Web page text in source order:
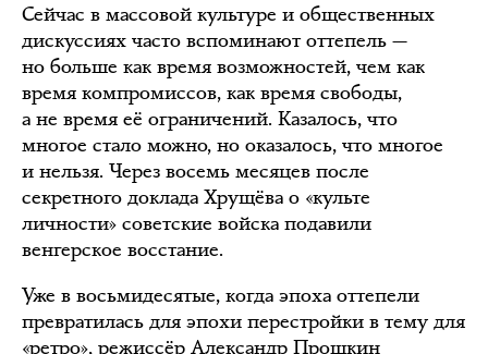
Сейчас в массовой культуре и общественных
дискуссиях часто вспоминают оттепель —
но больше как время возможностей, чем как
время компромиссов, как время свободы,
а не время её ограничений. Казалось, что
многое стало можно, но оказалось, что многое
и нельзя. Через восемь месяцев после
секретного доклада Хрущёва о «культе
личности» советские войска подавили
венгерское восстание.
Уже в восьмидесятые, когда эпоха оттепели
превратилась для эпохи перестройки в тему для
«ретро», режиссёр Александр Прошкин